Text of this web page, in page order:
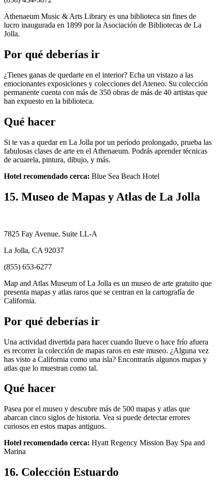
Athenaeum Music & Arts Library es una biblioteca sin fines de
lucro inaugurada en 1899 por la Asociación de Bibliotecas de La
Jolla.
Por qué deberías ir
¿Tienes ganas de quedarte en el interior? Echa un vistazo a las
emocionantes exposiciones y colecciones del Ateneo. Su colección
permanente cuenta con más de 350 obras de más de 40 artistas que
han expuesto en la biblioteca.
Qué hacer
Si te vas a quedar en La Jolla por un período prolongado, prueba las
fabulosas clases de arte en el Athenaeum. Podrás aprender técnicas
de acuarela, pintura, dibujo, y más.
Hotel recomendado cerca: Blue Sea Beach Hotel
15. Museo de Mapas y Atlas de La Jolla
7825 Fay Avenue, Suite LL-A
La Jolla, CA 92037
(855) 653-6277
Map and Atlas Museum of La Jolla es un museo de arte gratuito que
presenta mapas y atlas raros que se centran en la cartografía de
California.
Por qué deberías ir
Una actividad divertida para hacer cuando llueve o hace frío afuera
es recorrer la colección de mapas raros en este museo. ¿Alguna vez
has visto a California como una isla? Encontrarás algunos mapas y
atlas que lo muestran como tal.
Qué hacer
Pasea por el museo y descubre más de 500 mapas y atlas que
abarcan cinco siglos de historia. Vea si puede detectar errores
curiosos en estos mapas antiguos.
Hotel recomendado cerca: Hyatt Regency Mission Bay Spa and
Marina
16. Colección Estuardo